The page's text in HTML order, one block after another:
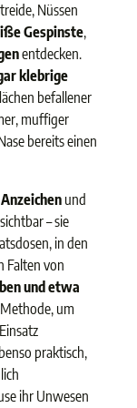
Nüssen
Gespinste,
entdecken.
klebrige
befallener
muffiger
bereits einen
und
– sie
in den
Falten von
und etwa
um
praktisch,
ihr Unwesen